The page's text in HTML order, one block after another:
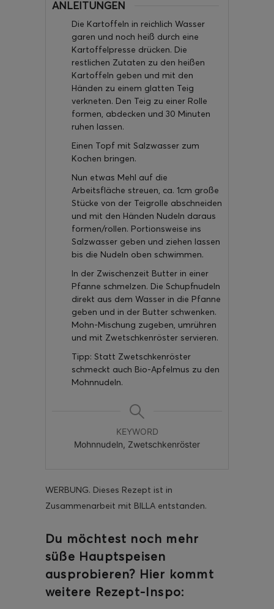
ANLEITUNGEN
Die Kartoffeln in reichlich Wasser
garen und noch heiß durch eine
Kartoffelpresse drücken. Die
restlichen Zutaten zu den heißen
Kartoffeln geben und mit den
Händen zu einem glatten Teig
verkneten. Den Teig zu einer Rolle
formen, abdecken und 30 Minuten
ruhen lassen.
Einen Topf mit Salzwasser zum
Kochen bringen.
Nun etwas Mehl auf die
Arbeitsfläche streuen, ca. 1cm große
Stücke von der Teigrolle abschneiden
und mit den Händen Nudeln daraus
formen/rollen. Portionsweise ins
Salzwasser geben und ziehen lassen
bis die Nudeln oben schwimmen.
In der Zwischenzeit Butter in einer
Pfanne schmelzen. Die Schupfnudeln
direkt aus dem Wasser in die Pfanne
geben und in der Butter schwenken.
Mohn-Mischung zugeben, umrühren
und mit Zwetschkenröster servieren.
Tipp: Statt Zwetschkenröster
schmeckt auch Bio-Apfelmus zu den
Mohnnudeln.
KEYWORD
Mohnnudeln, Zwetschkenröster
WERBUNG. Dieses Rezept ist in
Zusammenarbeit mit BILLA entstanden.
Du möchtest noch mehr
süße Hauptspeisen
ausprobieren? Hier kommt
weitere Rezept-Inspo: